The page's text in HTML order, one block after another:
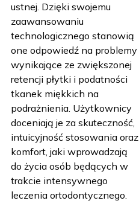
ustnej. Dzięki swojemu
zaawansowaniu
technologicznego stanowią
one odpowiedź na problemy
wynikające ze zwiększonej
retencji płytki i podatności
tkanek miękkich na
podrażnienia. Użytkownicy
doceniają je za skuteczność,
intuicyjność stosowania oraz
komfort, jaki wprowadzają
do życia osób będących w
trakcie intensywnego
leczenia ortodontycznego.